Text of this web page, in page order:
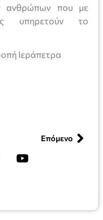
ανθρώπων που με
υπηρετούν το
Ιεράπετρα
Επόμενο